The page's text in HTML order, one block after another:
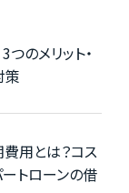
のメリット・
策
用とは？コス
トローンの借